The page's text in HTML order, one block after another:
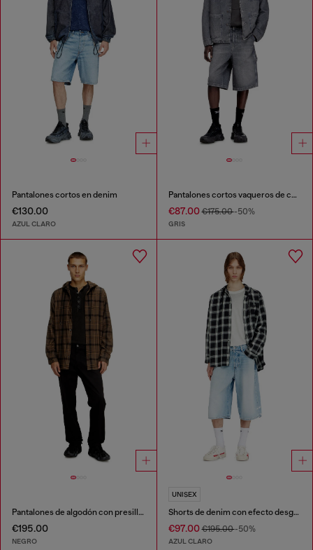
Pantalones cortos en denim
€130.00
AZUL CLARO
Pantalones cortos vaqueros de corte relajado
€87.00€175.00-50%
GRIS
Pantalones de algodón con presilla utilitaria
€195.00
NEGRO
UNISEX
Shorts de denim con efecto desgastado
€97.00€195.00-50%
AZUL CLARO